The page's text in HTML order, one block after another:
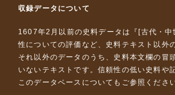
収録データについて
1607年2月以前の史料データは『 [古代・
性についての評価など、史料テキスト以外
それ以外のデータのうち、史料本文欄の
いないテキストです。信頼性の低い史料や
このデータベースについて もご参照くださ